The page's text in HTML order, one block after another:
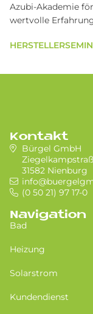
Azubi-Akademie
wertvolle
Kontakt
Bürgel GmbH
31582 Nienburg
(0 50 21) 97 17-0
Navigation
Bad
Heizung
Solarstrom
Kundendienst